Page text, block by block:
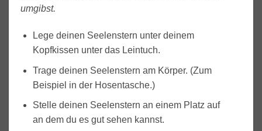
umgibst.
Lege deinen Seelenstern unter deinem
Kopfkissen unter das Leintuch.
Trage deinen Seelenstern am Körper. (Zum
Beispiel in der Hosentasche.)
Stelle deinen Seelenstern an einem Platz auf
an dem du es gut sehen kannst.